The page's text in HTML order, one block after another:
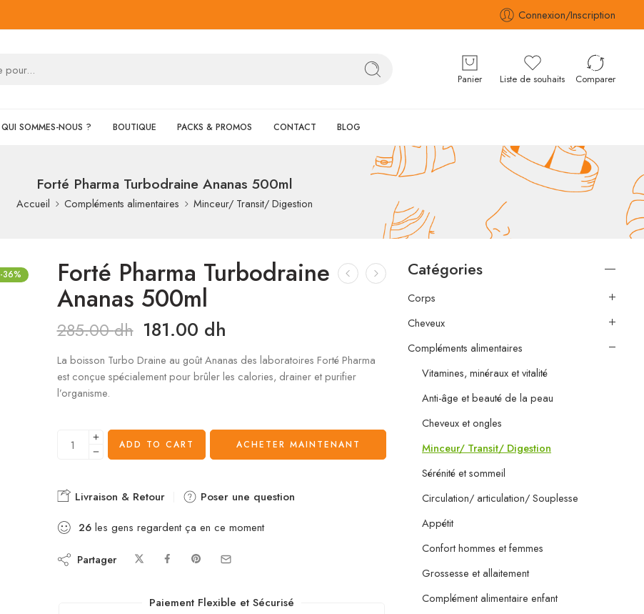
Connexion/Inscription
Panier Liste de souhaits Comparer
QUI SOMMES-NOUS ? BOUTIQUE PACKS & PROMOS CONTACT BLOG
Forté Pharma Turbodraine Ananas 500ml
Accueil Compléments alimentaires Minceur/ Transit/ Digestion
-36% Forté Pharma Turbodraine
Ananas 500ml
285.00dh 181.00 dh
La boisson Turbo Draine au goût Ananas des laboratoires Forté Pharma
est conçue spécialement pour brûler les calories, drainer et purifier
l’organisme.
ADD TO CART ACHETER MAINTENANT
Livraison & Retour
Poser une question
26les gens regardent ça en ce moment
Partager
Paiement Flexible et Sécurisé
Catégories
Corps
Cheveux
Compléments alimentaires
Vitamines, minéraux et vitalité
Anti-âge et beauté de la peau
Cheveux et ongles
Minceur/ Transit/ Digestion
Sérénité et sommeil
Circulation/ articulation/ Souplesse
Appétit
Confort hommes et femmes
Grossesse et allaitement
Complément alimentaire enfant